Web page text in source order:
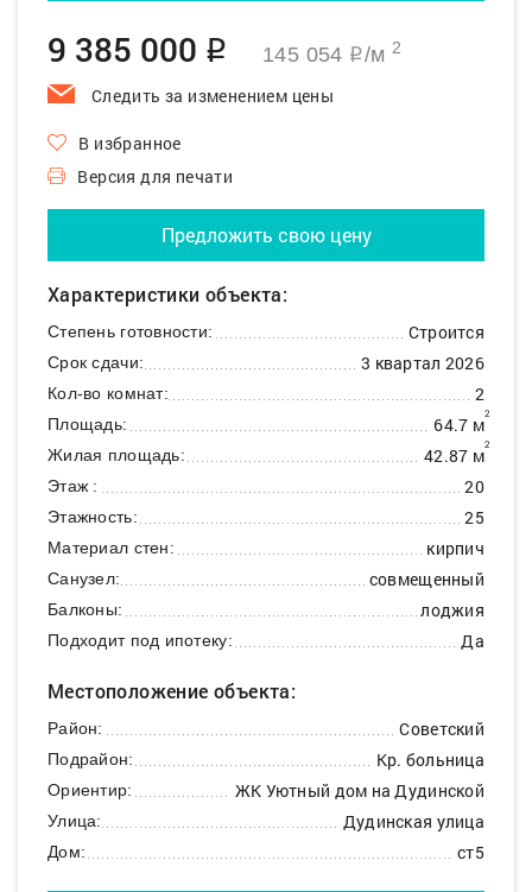
9 385 000 q 145 054 q/м 2
Следить за изменением цены
В избранное
Версия для печати
Предложить свою цену
Характеристики объекта:
Степень готовности: Строится
Срок сдачи: 3 квартал 2026
Кол-во комнат: 2
Площадь: 64.7 м2
Жилая площадь: 42.87 м2
Этаж : 20
Этажность: 25
Материал стен: кирпич
Санузел: совмещенный
Балконы: лоджия
Подходит под ипотеку: Да
Местоположение объекта:
Район: Советский
Подрайон: Кр. больница
Ориентир: ЖК Уютный дом на Дудинской
Улица: Дудинская улица
Дом: ст5